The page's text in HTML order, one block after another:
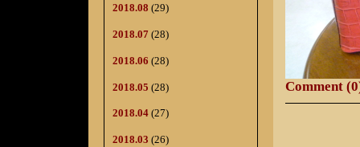
2018.08 (29)
2018.07 (28)
2018.06 (28)
2018.05 (28)
2018.04 (27)
2018.03 (26)
Comment